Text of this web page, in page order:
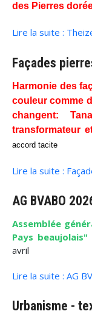
des Pierres
Lire la suite :
Façades
Harmonie des
couleur comme
changent:
transformateur
accord tacite
Lire la suite :
AG BVABO
Assemblée
Pays
avril
Lire la suite : AG
Urbanisme -